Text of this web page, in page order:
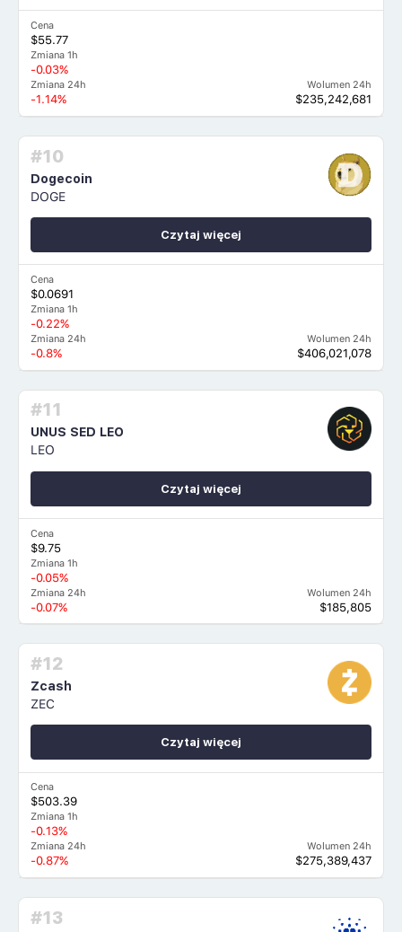
Cena
$55.77
Zmiana 1h
-0.03%
Zmiana 24h
-1.14%
Wolumen 24h
$235,242,681
#10
Dogecoin
DOGE
Cena
$0.0691
Zmiana 1h
-0.22%
Zmiana 24h
-0.8%
Wolumen 24h
$406,021,078
Czytaj więcej
#11
UNUS SED LEO
LEO
Cena
$9.75
Zmiana 1h
-0.05%
Zmiana 24h
-0.07%
Wolumen 24h
$185,805
Czytaj więcej
#12
Zcash
ZEC
Cena
$503.39
Zmiana 1h
-0.13%
Zmiana 24h
-0.87%
Wolumen 24h
$275,389,437
Czytaj więcej
#13